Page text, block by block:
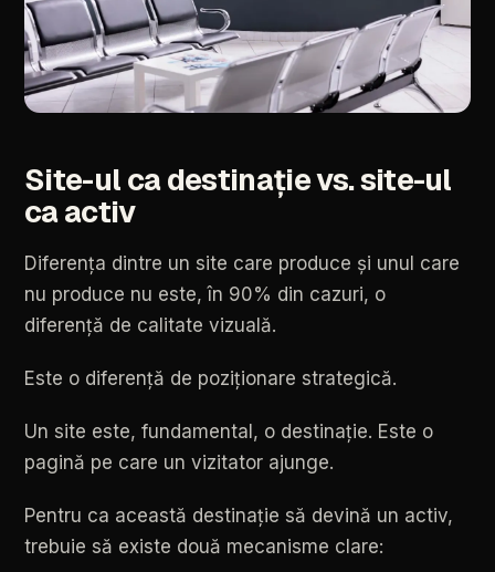
Site-ul cadestinațievs.site-ul
caactiv
Diferența dintre un site care produce și unul care
nu produce nu este, în 90% din cazuri, o
diferență de calitate vizuală.
Este o diferență de poziționare strategică.
Un site este, fundamental, o destinație. Este o
pagină pe care un vizitator ajunge.
Pentru ca această destinație să devină un activ,
trebuie să existe două mecanisme clare: